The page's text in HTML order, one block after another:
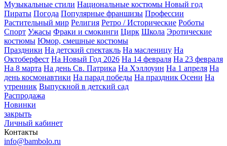
Музыкальные стили Национальные костюмы Новый год
Пираты Погода Популярные франшизы Профессии
Растительный мир Религия Ретро / Исторические Роботы
Спорт Ужасы Фраки и смокинги Цирк Школа Эротические
костюмы Юмор, смешные костюмы
Праздники На детский спектакль На масленицу На
Октоберфест На Новый Год 2026 На 14 февраля На 23 февраля
На 8 марта На день Св. Патрика На Хэллоуин На 1 апреля На
день космонавтики На парад победы На праздник Осени На
утренник Выпускной в детский сад
Распродажа
Новинки
закрыть
Личный кабинет
Контакты
info@bambolo.ru